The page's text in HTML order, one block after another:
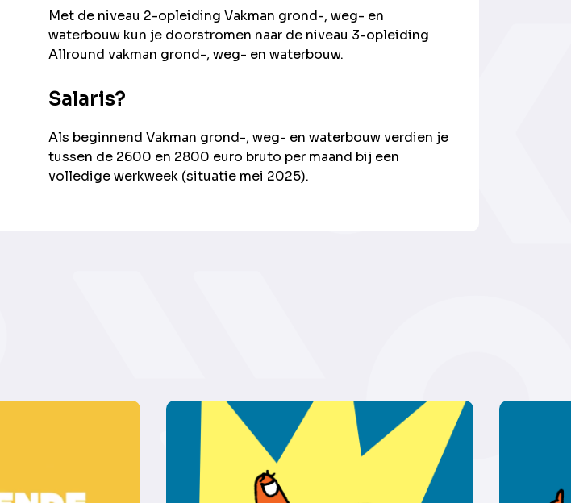
Met de niveau 2-opleiding Vakman grond-, weg- en
waterbouw kun je doorstromen naar de niveau 3-opleiding
Allround vakman grond-, weg- en waterbouw.
Salaris?
Als beginnend Vakman grond-, weg- en waterbouw verdien je
tussen de 2600 en 2800 euro bruto per maand bij een
volledige werkweek (situatie mei 2025).